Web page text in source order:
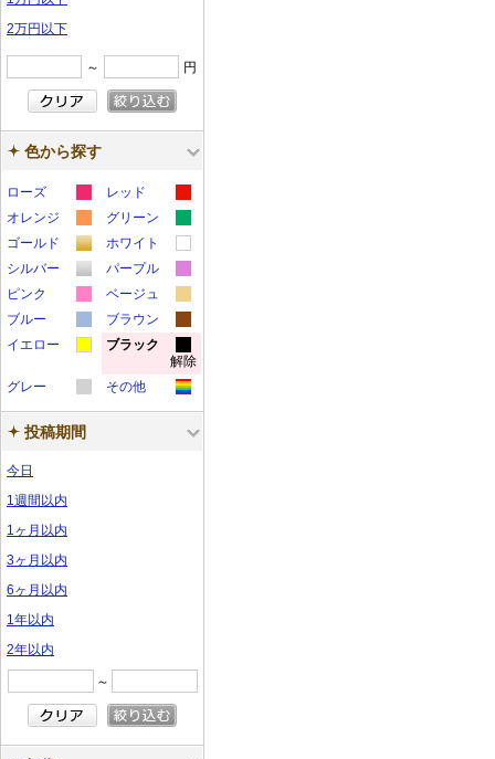
2万円以下
～ 円
色から探す
ローズ
カ
ラ
レッド
カ
ラ
ル
オレンジ
カ
ラ
ル
グリーン
カ
ラ
プ
ル
ゴールド
カ
ラ
プ
ル
ホワイト
カ
ラ
ン
プ
シルバー
カ
ラ
ー
ン
プ
パープル
カ
ラ
サ
ン
ピンク
カ
ラ
サ
ン
ベージュ
カ
ラ
ー
サ
ブルー
カ
ー
ブラウン
カ
ラ
ー
イエロー
ラ
ブラック
カ
ラ
解除
グレー
カ
ラ
その他
カ
ラ
投稿期間
今日
1週間以内
1ヶ月以内
3ヶ月以内
6ヶ月以内
1年以内
2年以内
～